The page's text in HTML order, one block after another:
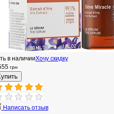
Хочу скидку
в наличии
грн
Написать отзыв